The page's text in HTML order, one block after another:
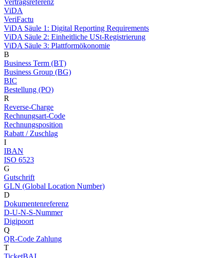
Vertragsreferenz
ViDA
VeriFactu
ViDA Säule 1: Digital Reporting Requirements
ViDA Säule 2: Einheitliche USt-Registrierung
ViDA Säule 3: Plattformökonomie
B
Business Term (BT)
Business Group (BG)
BIC
Bestellung (PO)
R
Reverse-Charge
Rechnungsart-Code
Rechnungsposition
Rabatt / Zuschlag
I
IBAN
ISO 6523
G
Gutschrift
GLN (Global Location Number)
D
Dokumentenreferenz
D-U-N-S-Nummer
Digipoort
Q
QR-Code Zahlung
T
TicketBAI